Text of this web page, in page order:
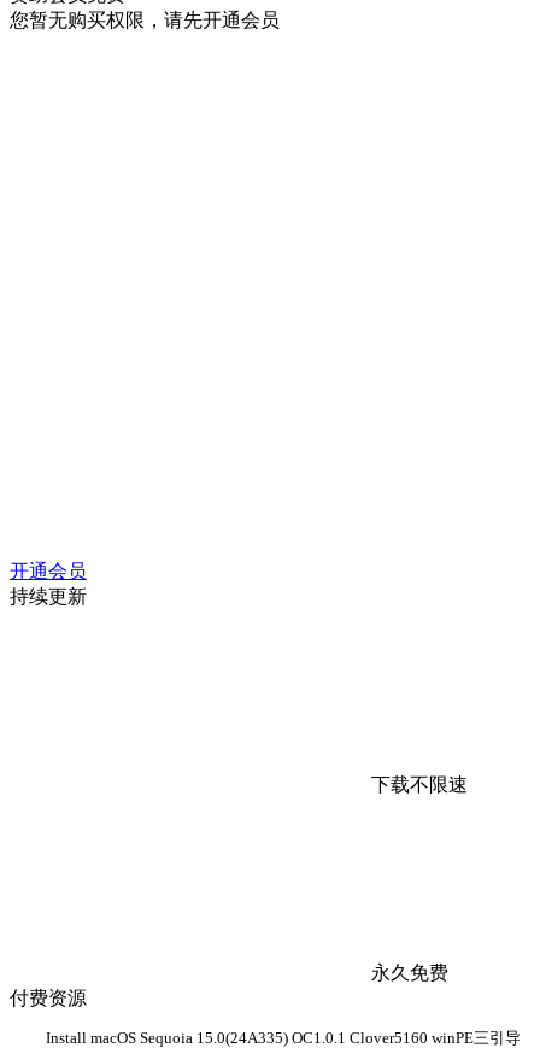
您暂无购买权限，请先开通会员
开通会员
持续更新
下载不限速
永久免费
付费资源
Install macOS Sequoia 15.0(24A335) OC1.0.1 Clover5160 winPE三引导